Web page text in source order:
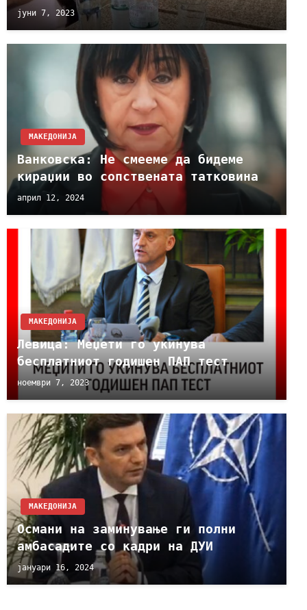
јуни 7, 2023
МАКЕДОНИЈА
Ванковска: Не смееме да бидеме
кираџии во сопствената татковина
април 12, 2024
МАКЕДОНИЈА
Левица: Меџети го укинува
бесплатниот годишен ПАП тест
ноември 7, 2023
МАКЕДОНИЈА
Османи на заминување ги полни
амбасадите со кадри на ДУИ
јануари 16, 2024